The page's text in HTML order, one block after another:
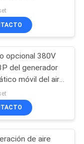
eléctrico del
de la
alta
opcional 380V
del generador
móvil del aire
0,01 PPM
de aire